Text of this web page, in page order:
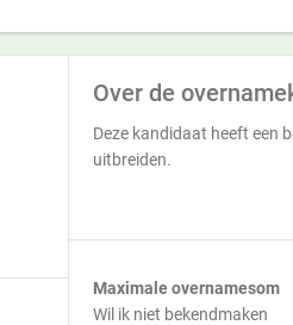
Over de
Deze kandidaat heeft een
uitbreiden.
Maximale overnamesom
Wil ik niet bekendmaken